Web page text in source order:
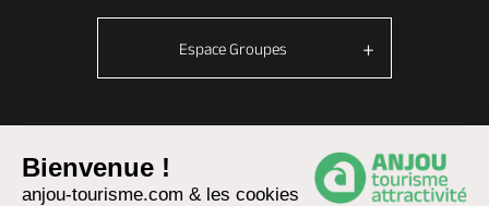
Bienvenue !
anjou-tourisme.com & les cookies
Espace Groupes
Données personnelles -Cookies